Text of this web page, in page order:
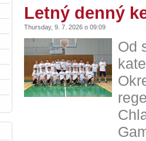
Letný denný
Thursday, 9. 7. 2026 o 09:09
Od